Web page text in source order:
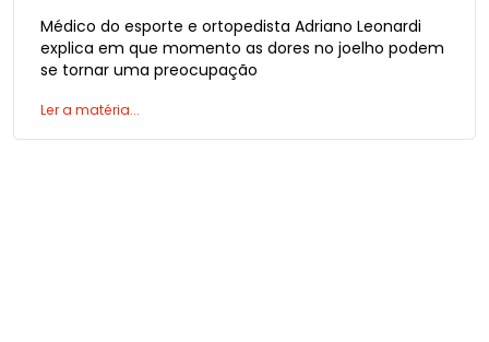
Médico do esporte e ortopedista Adriano Leonardi
explica em que momento as dores no joelho podem
se tornar uma preocupação
Ler a matéria...